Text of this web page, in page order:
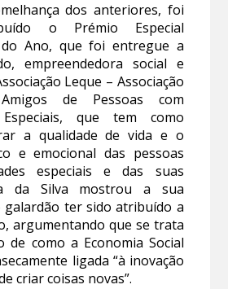
dos anteriores, foi
o Prémio Especial
do Ano, que foi entregue a
empreendedora social e
Leque – Associação
de Pessoas com
Especiais, que tem como
a qualidade de vida e o
e emocional das pessoas
especiais e das suas
da Silva mostrou a sua
galardão ter sido atribuído a
argumentando que se trata
de como a Economia Social
ligada “à inovação
criar coisas novas”.